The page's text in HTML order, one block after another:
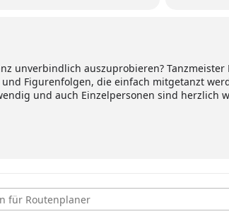
unverbindlich auszuprobieren?
Figurenfolgen, die einfach mitgetanzt
und auch Einzelpersonen sind herzlich
Tanzen im Botanischen Garten [C0gXYHgmZ]